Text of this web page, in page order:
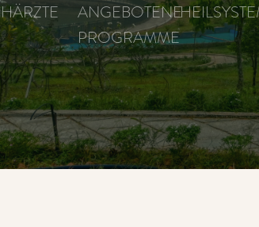
ANGEBOTENE
PROGRAMME